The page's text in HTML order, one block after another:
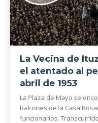
La Vecina de
el atentado al
abril de 1953
La Plaza de Mayo se
balcones de la Casa
funcionarios.